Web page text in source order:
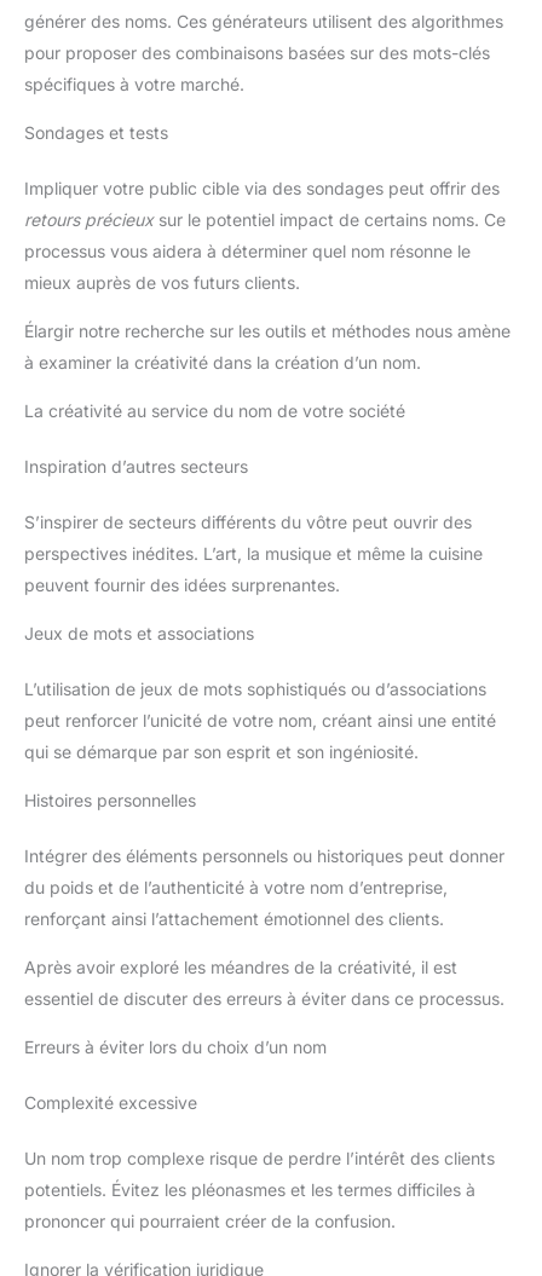
générer des noms. Ces générateurs utilisent des algorithmes
pour proposer des combinaisons basées sur des mots-clés
spécifiques à votre marché.
Sondages et tests
Impliquer votre public cible via des sondages peut offrir des
retours précieuxsur le potentiel impact de certains noms. Ce
processus vous aidera à déterminer quel nom résonne le
mieux auprès de vos futurs clients.
Élargir notre recherche sur les outils et méthodes nous amène
à examiner la créativité dans la création d’un nom.
La créativité au service du nom de votre société
Inspiration d’autres secteurs
S’inspirer de secteurs différents du vôtre peut ouvrir des
perspectives inédites. L’art, la musique et même la cuisine
peuvent fournir des idées surprenantes.
Jeux de mots et associations
L’utilisation de jeux de mots sophistiqués ou d’associations
peut renforcer l’unicité de votre nom, créant ainsi une entité
qui se démarque par son esprit et son ingéniosité.
Histoires personnelles
Intégrer des éléments personnels ou historiques peut donner
du poids et de l’authenticité à votre nom d’entreprise,
renforçant ainsi l’attachement émotionnel des clients.
Après avoir exploré les méandres de la créativité, il est
essentiel de discuter des erreurs à éviter dans ce processus.
Erreurs à éviter lors du choix d’un nom
Complexité excessive
Un nom trop complexe risque de perdre l’intérêt des clients
potentiels. Évitez les pléonasmes et les termes difficiles à
prononcer qui pourraient créer de la confusion.
Ignorer la vérification juridique